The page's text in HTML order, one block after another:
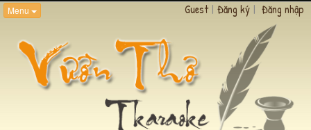
Menu Guest | Đăng ký | Đăng nhập